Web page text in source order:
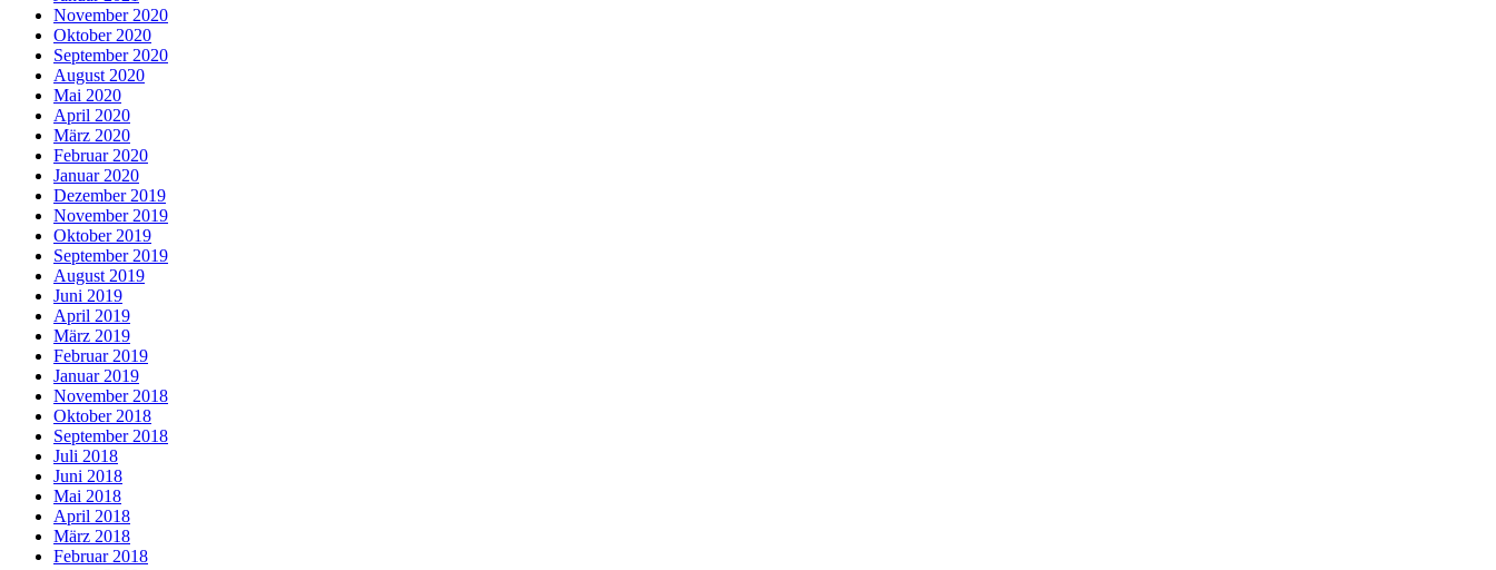
November 2020
Oktober 2020
September 2020
August 2020
Mai 2020
April 2020
März 2020
Februar 2020
Januar 2020
Dezember 2019
November 2019
Oktober 2019
September 2019
August 2019
Juni 2019
April 2019
März 2019
Februar 2019
Januar 2019
November 2018
Oktober 2018
September 2018
Juli 2018
Juni 2018
Mai 2018
April 2018
März 2018
Februar 2018